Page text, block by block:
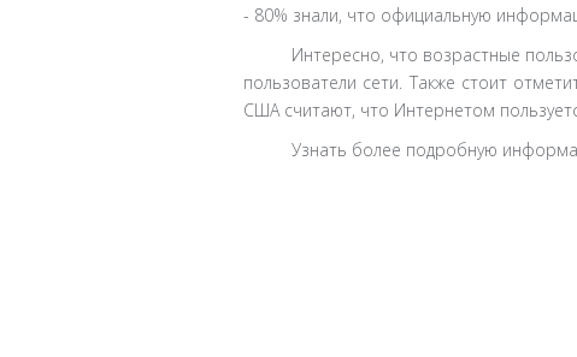
- 80% знали, что официальную
Интересно, что возрастные
пользователи сети. Также стоит
США считают, что Интернетом
Узнать более подробную